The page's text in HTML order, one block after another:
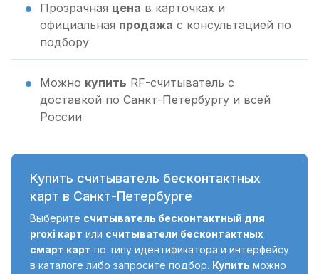
Прозрачная цена в карточках и
официальная продажа с консультацией по
подбору
Можно купить RF-считыватель с
доставкой по Санкт-Петербургу и всей
России
Купить считыватель бесконтактных
карт в Санкт-Петербурге
Выберите считыватель бесконтактный для
proxi карт или считыватели бесконтактных
смарт карт по типу идентификатора и интерфейсу
в каталоге либо запросите подбор. Купить можно